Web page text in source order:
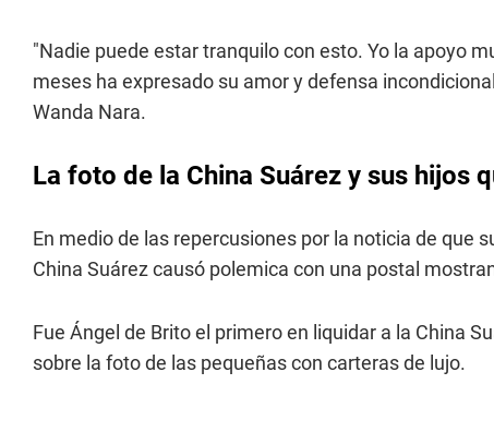
"Nadie puede estar tranquilo con esto. Yo la apoyo
meses ha expresado su amor y defensa
Wanda Nara.
La foto de la China Suárez y sus hijos
En medio de las repercusiones por la noticia de que
China Suárez causó polemica con una postal
Fue Ángel de Brito el primero en liquidar a la China
sobre la foto de las pequeñas con carteras de lujo.